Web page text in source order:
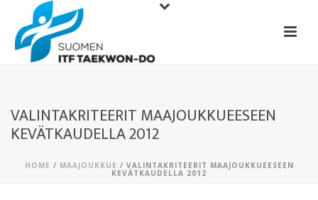
VALINTAKRITEERIT MAAJOUKKUEESEEN
KEVÄTKAUDELLA 2012
HOME / MAAJOUKKUE / VALINTAKRITEERIT MAAJOUKKUEESEEN
KEVÄTKAUDELLA 2012